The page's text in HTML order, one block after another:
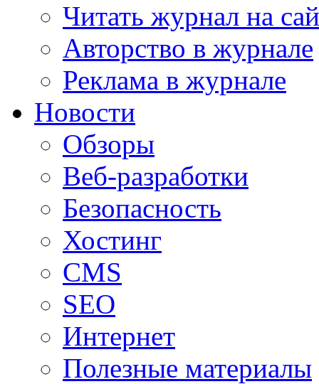
Читать журнал на
Авторство в журнале
Реклама в журнале
Новости
Обзоры
Веб-разработки
Безопасность
Хостинг
CMS
SEO
Интернет
Полезные материалы